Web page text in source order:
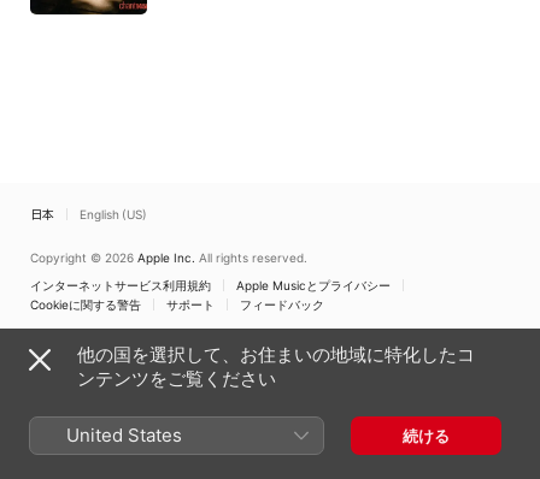
日本 English (US)
Copyright © 2026 Apple Inc. All rights reserved.
インターネットサービス利用規約
Apple Musicとプライバシー
Cookieに関する警告
サポート フィードバック
他の国を選択して、お住まいの地域に特化したコ
ンテンツをご覧ください
United States 続ける